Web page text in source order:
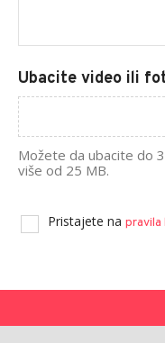
Ubacite video ili
Možete da ubacite do
više od 25 MB.
Pristajete na pravila